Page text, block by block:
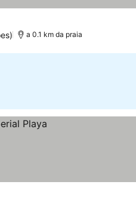
a 0.1 km da praia